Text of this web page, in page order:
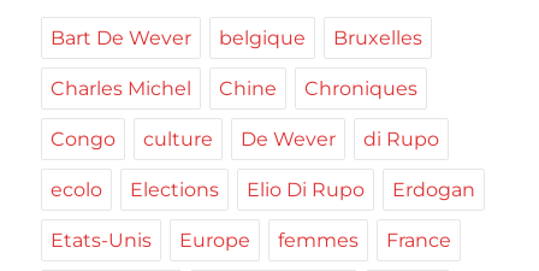
Bart De Wever belgique Bruxelles
Charles Michel Chine Chroniques
Congo culture De Wever di Rupo
ecolo Elections Elio Di Rupo Erdogan
Etats-Unis Europe femmes France